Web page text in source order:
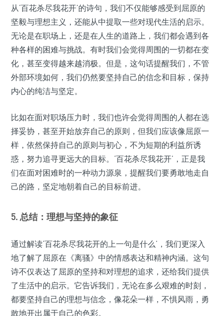
从‘百花杀尽我花开’的诗句，我们不仅能够感受到屈原的
坚毅与理想主义，还能从中提取一些对现代生活的启示。
无论是在职场上，还是在人生的道路上，我们都会遇到各
种各样的困难与挑战。有时我们会觉得周围的一切都在变
化，甚至变得越来越消极。但是，这句话提醒我们，不管
外部环境如何，我们仍然要坚持自己的信念和目标，保持
内心的纯洁与坚定。
比如在面对职场压力时，我们也许会觉得周围的人都在选
择妥协，甚至开始放弃自己的原则，但我们应该像屈原一
样，依然保持自己的原则与初心，不为短期的利益所诱
惑，努力追寻更远大的目标。‘百花杀尽我花开’，正是我
们在面对困难时的一种动力源泉，提醒我们要勇敢地走自
己的路，坚定地朝着自己的目标前进。
5. 总结：理想与坚持的象征
通过解读‘百花杀尽我花开的上一句是什么’，我们更深入
地了解了屈原在《离骚》中的情感表达和精神内涵。这句
诗不仅表达了屈原的坚持和对理想的追求，还给我们提供
了生活中的启示。它告诉我们，无论在多么艰难的时刻，
都要坚持自己的理想与信念，像花朵一样，不惧风雨，勇
敢地开出属于自己的色彩。